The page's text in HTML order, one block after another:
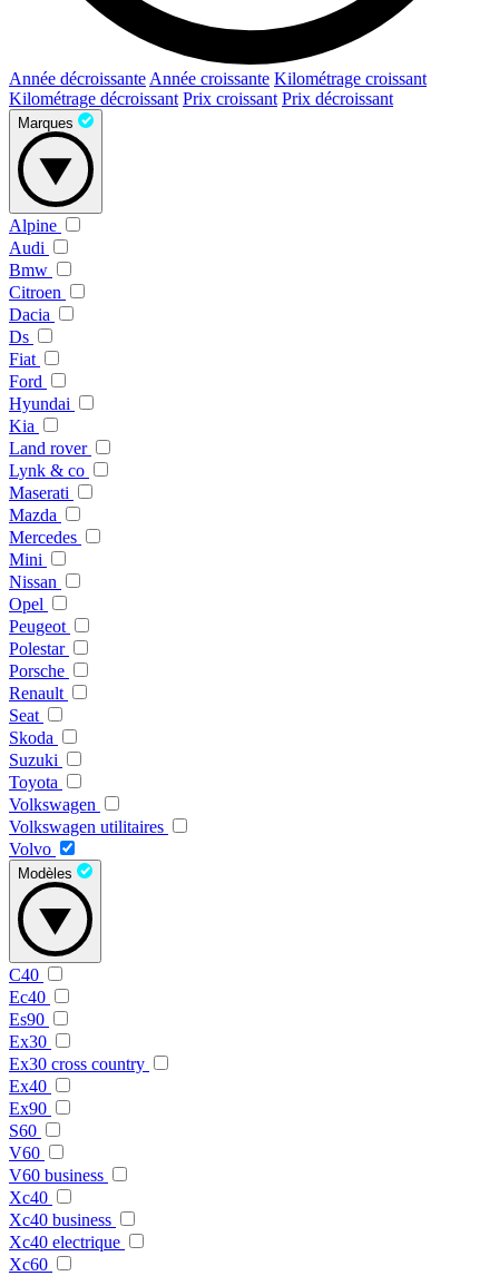
Année décroissante Année croissante Kilométrage croissant
Kilométrage décroissant Prix croissant Prix décroissant
Marques
Alpine
Audi
Bmw
Citroen
Dacia
Ds
Fiat
Ford
Hyundai
Kia
Land rover
Lynk & co
Maserati
Mazda
Mercedes
Mini
Nissan
Opel
Peugeot
Polestar
Porsche
Renault
Seat
Skoda
Suzuki
Toyota
Volkswagen
Volkswagen utilitaires
Volvo
Modèles
C40
Ec40
Es90
Ex30
Ex30 cross country
Ex40
Ex90
S60
V60
V60 business
Xc40
Xc40 business
Xc40 electrique
Xc60